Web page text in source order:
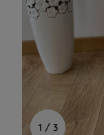
1 / 3